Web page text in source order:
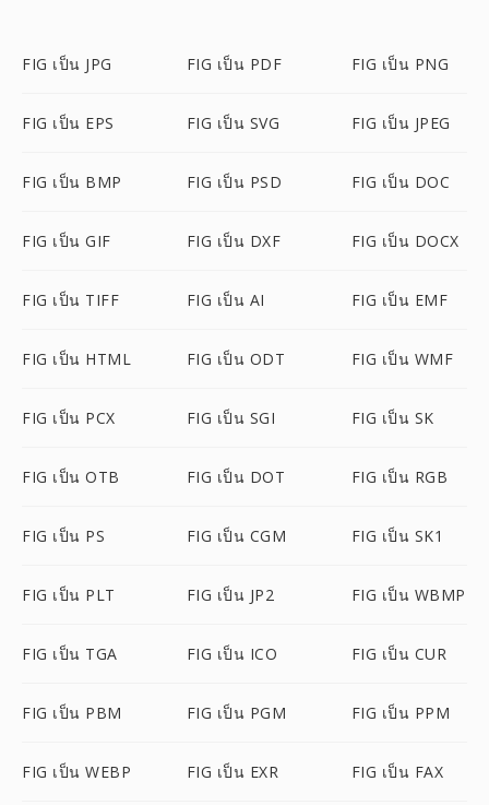
FIG เป็น JPG FIG เป็น PDF FIG เป็น PNG
FIG เป็น EPS FIG เป็น SVG FIG เป็น JPEG
FIG เป็น BMP FIG เป็น PSD FIG เป็น DOC
FIG เป็น GIF FIG เป็น DXF FIG เป็น DOCX
FIG เป็น TIFF FIG เป็น AI FIG เป็น EMF
FIG เป็น HTML FIG เป็น ODT FIG เป็น WMF
FIG เป็น PCX FIG เป็น SGI FIG เป็น SK
FIG เป็น OTB FIG เป็น DOT FIG เป็น RGB
FIG เป็น PS FIG เป็น CGM FIG เป็น SK1
FIG เป็น PLT FIG เป็น JP2 FIG เป็น WBMP
FIG เป็น TGA FIG เป็น ICO FIG เป็น CUR
FIG เป็น PBM FIG เป็น PGM FIG เป็น PPM
FIG เป็น WEBP FIG เป็น EXR FIG เป็น FAX